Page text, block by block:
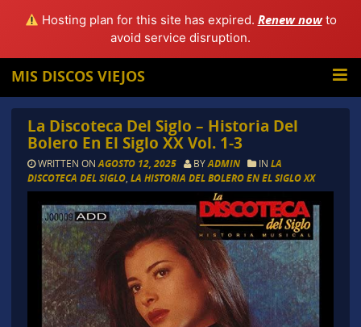
Hosting plan for this site has expired. Renew nowto
avoid service disruption.
MIS DISCOS VIEJOS
La Discoteca Del Siglo – Historia Del
Bolero En El Siglo XX Vol. 1-3
WRITTEN ON AGOSTO 12, 2025 BYADMIN IN LA
DISCOTECA DEL SIGLO, LA HISTORIA DEL BOLERO EN EL SIGLO XX